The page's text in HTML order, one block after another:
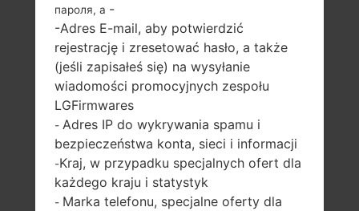
-
128 x 128 pikseli
-
пароля, а -
-Adres E-mail, aby potwierdzić
rejestrację i zresetować hasło, a także
(jeśli zapisałeś się) na wysyłanie
wiadomości promocyjnych zespołu
LGFirmwares
- Adres IP do wykrywania spamu i
bezpieczeństwa konta, sieci i informacji
-Kraj, w przypadku specjalnych ofert dla
każdego kraju i statystyk
- Marka telefonu, specjalne oferty dla